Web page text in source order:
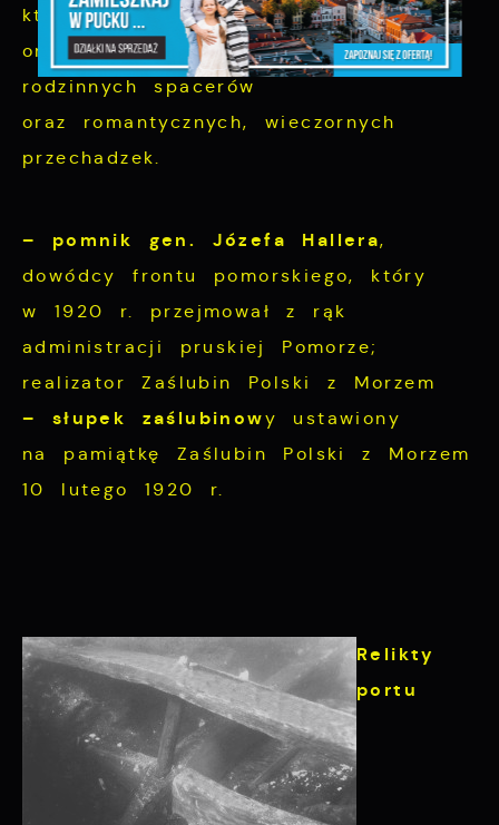
która wciąż przyciąga mieszkańców
oraz turystów, zachęcając do
rodzinnych spacerów
oraz romantycznych, wieczornych
przechadzek.
– pomnik gen. Józefa Hallera,
dowódcy frontu pomorskiego, który
w 1920 r. przejmował z rąk
administracji pruskiej Pomorze;
realizator Zaślubin Polski z Morzem
– słupek zaślubinowy ustawiony
na pamiątkę Zaślubin Polski z Morzem
10 lutego 1920 r.
Relikty
portu